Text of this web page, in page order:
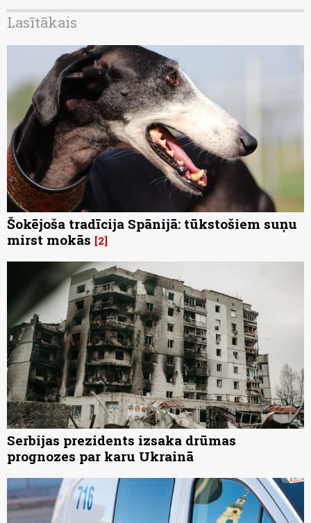
Lasītākais
Šokējoša tradīcija Spānijā: tūkstošiem suņu
mirst mokās 2
Serbijas prezidents izsaka drūmas
prognozes par karu Ukrainā